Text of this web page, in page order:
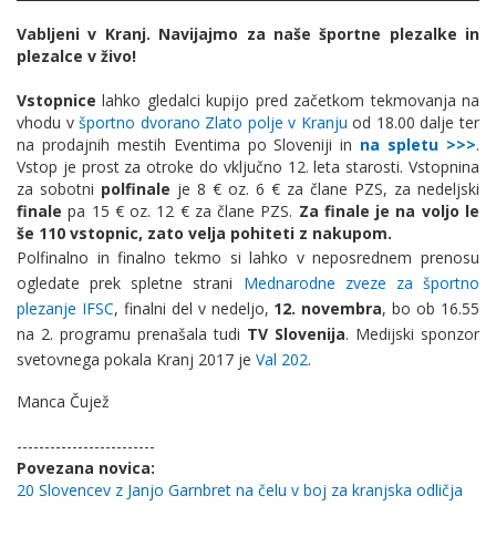
Vabljeni v Kranj. Navijajmo za naše športne plezalke in
plezalce v živo!
Vstopnice lahko gledalci kupijo pred začetkom tekmovanja na
vhodu všportno dvorano Zlato polje v Kranju od 18.00 dalje ter
na prodajnih mestih Eventima po Sloveniji in na spletu >>>.
Vstop je prost za otroke do vključno 12. leta starosti. Vstopnina
za sobotni polfinale je 8 € oz. 6 € za člane PZS, za nedeljski
finale pa 15 € oz. 12 € za člane PZS. Za finale je na voljo le
še 110 vstopnic, zato velja pohiteti z nakupom.
Polfinalno in finalno tekmo si lahko v neposrednem prenosu
ogledate prek spletne strani Mednarodne zveze za športno
plezanje IFSC, finalni del v nedeljo, 12. novembra, bo ob 16.55
na 2. programu prenašala tudi TV Slovenija. Medijski sponzor
svetovnega pokala Kranj 2017 je Val 202.
Manca Čujež
-------------------------
Povezana novica:
20 Slovencev z Janjo Garnbret na čelu v boj za kranjska odličja